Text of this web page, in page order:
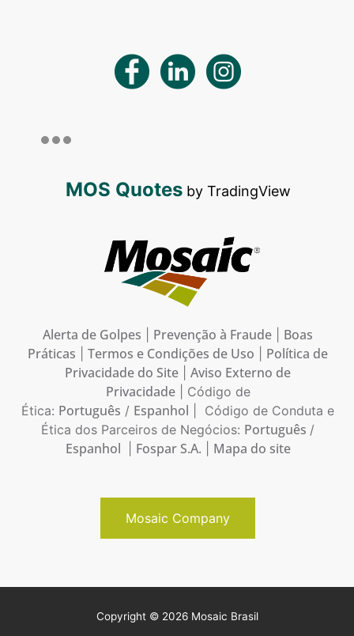
MOS Quotesby TradingView
Alerta de Golpes Prevenção à Fraude
Boas
Práticas
Termos e Condições de Uso
Política de
Privacidade do Site
Aviso Externo de
Privacidade| Código de
Ética: Português / Espanhol | Código de Conduta e
Ética dos Parceiros de Negócios: Português /
Espanhol Fospar S.A. Mapa do site
Mosaic Company
Copyright © 2026 Mosaic Brasil